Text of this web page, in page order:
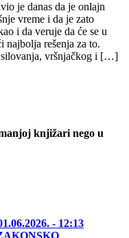
je danas da je onlajn
vreme i da je zato
i da veruje da će se u
najbolja rešenja za to.
silovanja, vršnjačkog i […]
knjižari nego u
- 12:13